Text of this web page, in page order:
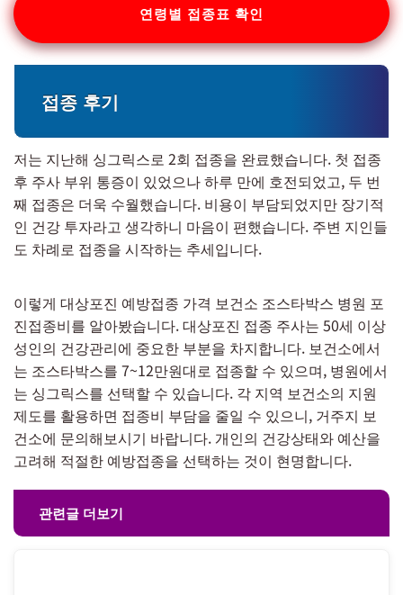
연령별 접종표 확인
접종 후기
저는 지난해 싱그릭스로 2회 접종을 완료했습니다. 첫 접종
후 주사 부위 통증이 있었으나 하루 만에 호전되었고, 두 번
째 접종은 더욱 수월했습니다. 비용이 부담되었지만 장기적
인 건강 투자라고 생각하니 마음이 편했습니다. 주변 지인들
도 차례로 접종을 시작하는 추세입니다.
이렇게 대상포진 예방접종 가격 보건소 조스타박스 병원 포
진접종비를 알아봤습니다. 대상포진 접종 주사는 50세 이상
성인의 건강관리에 중요한 부분을 차지합니다. 보건소에서
는 조스타박스를 7~12만원대로 접종할 수 있으며, 병원에서
는 싱그릭스를 선택할 수 있습니다. 각 지역 보건소의 지원
제도를 활용하면 접종비 부담을 줄일 수 있으니, 거주지 보
건소에 문의해보시기 바랍니다. 개인의 건강상태와 예산을
고려해 적절한 예방접종을 선택하는 것이 현명합니다.
관련글 더보기